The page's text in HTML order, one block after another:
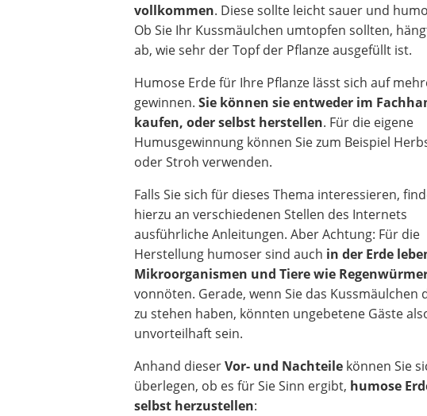
vollkommen. Diese sollte leicht sauer und
Ob Sie Ihr Kussmäulchen umtopfen sollten,
ab, wie sehr der Topf der Pflanze ausgefüllt ist.
Humose Erde für Ihre Pflanze lässt sich auf
gewinnen.Sie können sie entweder im
kaufen, oder selbst herstellen. Für die eigene
Humusgewinnung können Sie zum Beispiel
oder Stroh verwenden.
Falls Sie sich für dieses Thema interessieren,
hierzu an verschiedenen Stellen des Internets
ausführliche Anleitungen. Aber Achtung: Für die
Herstellung humoser sind auch in der Erde
Mikroorganismen und Tiere wie
vonnöten. Gerade, wenn Sie das Kussmäulchen
zu stehen haben, könnten ungebetene Gäste
unvorteilhaft sein.
Anhand dieserVor- und Nachteile können Sie
überlegen, ob es für Sie Sinn ergibt, humose
selbst herzustellen: